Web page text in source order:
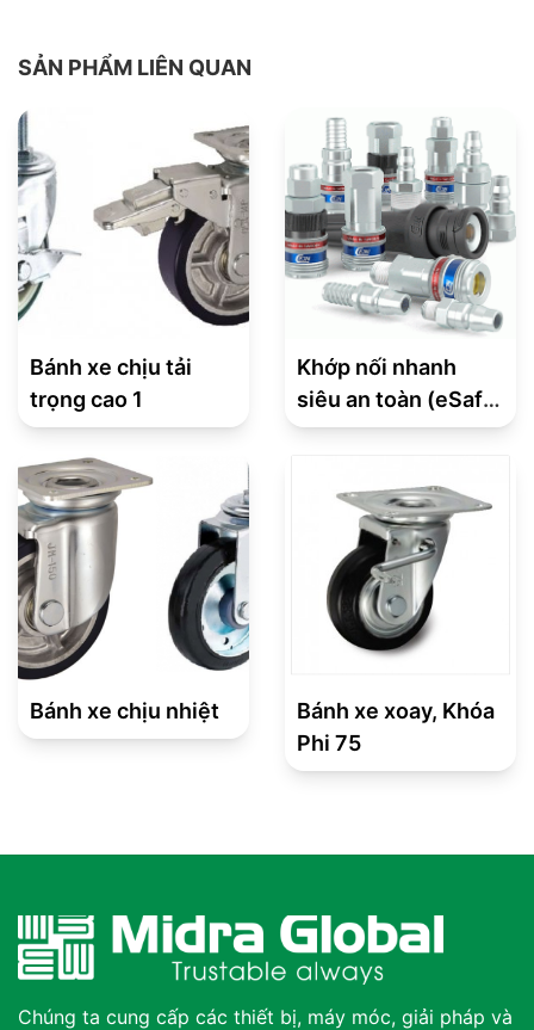
SẢN PHẨM LIÊN QUAN
Bánh xe chịu tải
trọng cao 1
Khớp nối nhanh
siêu an toàn (eSafe
Coupling) – Series
châu Á
Bánh xe chịu nhiệt
Bánh xe xoay, Khóa
Phi 75
Chúng ta cung cấp các thiết bị, máy móc, giải pháp và